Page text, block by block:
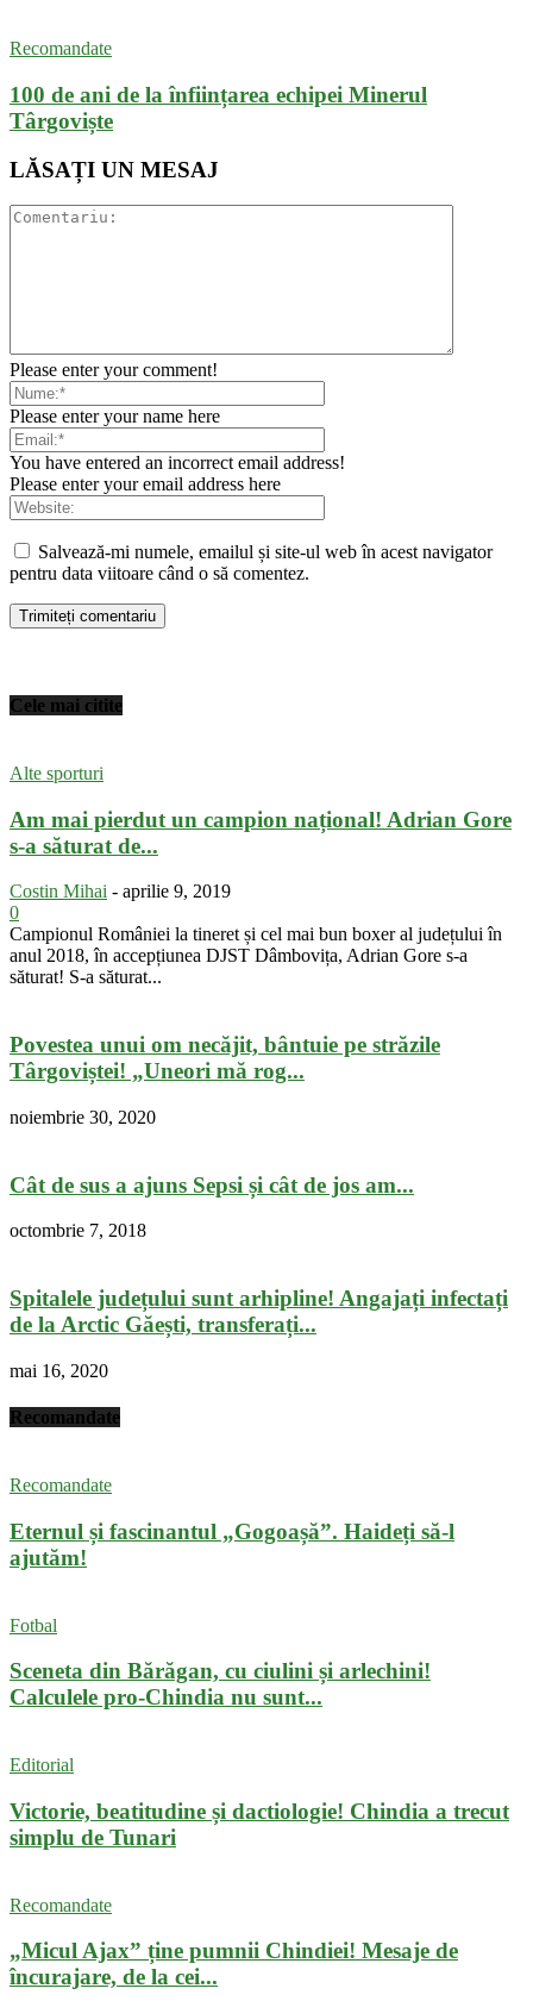
Recomandate
100 de ani de la înființarea echipei Minerul
Târgoviște
LĂSAȚI UN MESAJ
Please enter your comment!
Please enter your name here
You have entered an incorrect email address!
Please enter your email address here
Salvează-mi numele, emailul și site-ul web în acest navigator
pentru data viitoare când o să comentez.
Cele mai citite
Alte sporturi
Am mai pierdut un campion național! Adrian Gore
s-a săturat de...
Costin Mihai - aprilie 9, 2019
0
Campionul României la tineret și cel mai bun boxer al județului în
anul 2018, în accepțiunea DJST Dâmbovița, Adrian Gore s-a
săturat! S-a săturat...
Povestea unui om necăjit, bântuie pe străzile
Târgoviștei! „Uneori mă rog...
noiembrie 30, 2020
Cât de sus a ajuns Sepsi și cât de jos am...
octombrie 7, 2018
Spitalele județului sunt arhipline! Angajați infectați
de la Arctic Găești, transferați...
mai 16, 2020
Recomandate
Recomandate
Eternul și fascinantul „Gogoașă”. Haideți să-l
ajutăm!
Fotbal
Sceneta din Bărăgan, cu ciulini și arlechini!
Calculele pro-Chindia nu sunt...
Editorial
Victorie, beatitudine și dactiologie! Chindia a trecut
simplu de Tunari
Recomandate
„Micul Ajax” ține pumnii Chindiei! Mesaje de
încurajare, de la cei...